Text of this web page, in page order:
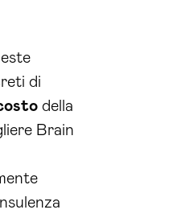
di
della
Brain